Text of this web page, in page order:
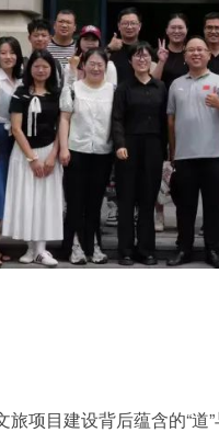
项目建设背后蕴含的“道”